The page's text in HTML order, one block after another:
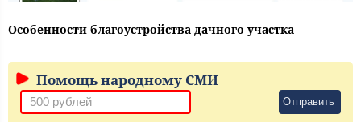
Особенности благоустройства дачного участка
Помощь народному СМИ
Отправить